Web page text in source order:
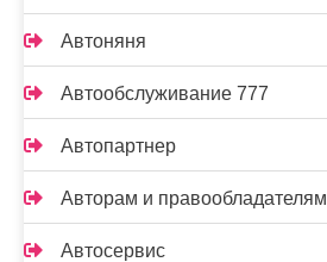
Автоняня
Автообслуживание 777
Автопартнер
Авторам и правообладателям
Автосервис